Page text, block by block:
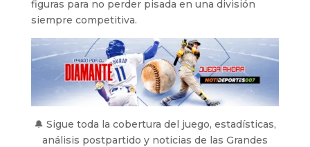
figuras para no perder pisada en una división
siempre competitiva.
🔔 Sigue toda la cobertura del juego, estadísticas,
análisis postpartido y noticias de las Grandes